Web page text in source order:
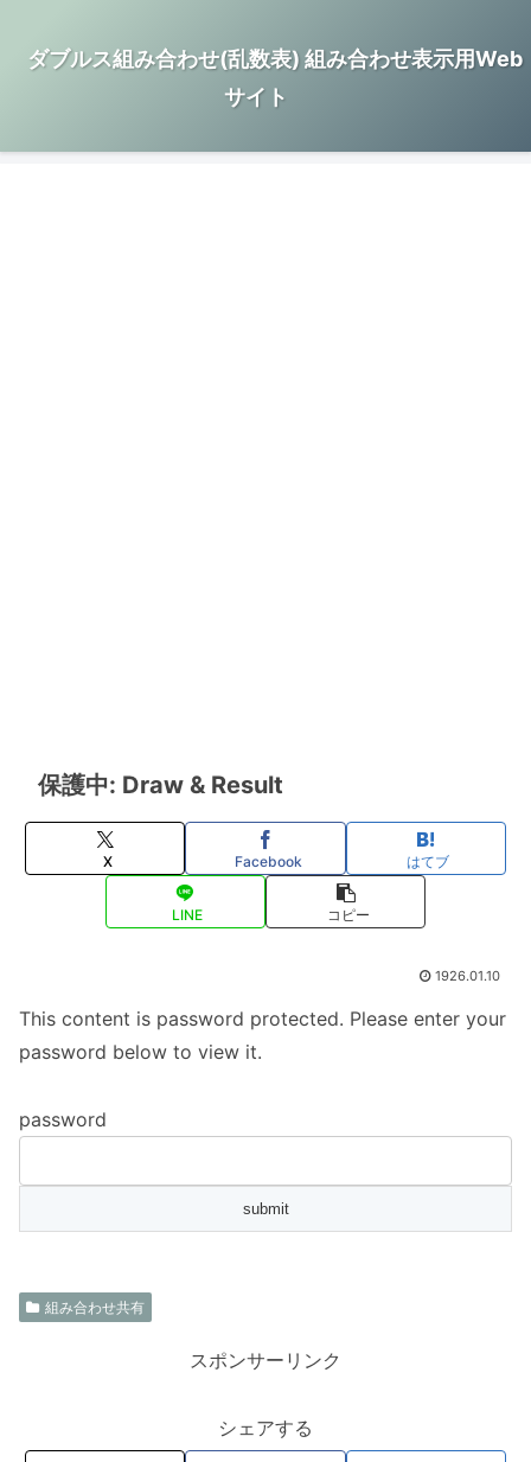
ダブルス組み合わせ(乱数表) 組み合わせ表示用Web
サイト
保護中: Draw & Result
X Facebook はてブ
LINE コピー
1926.01.10
This content is password protected. Please enter your
password below to view it.
password
組み合わせ共有
スポンサーリンク
シェアする